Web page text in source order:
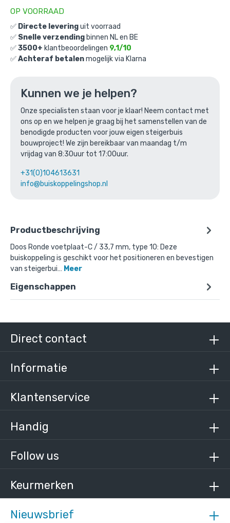
OP VOORRAAD
✅ Directe leveringuit voorraad
✅ Snelle verzending binnen NL en BE
✅3500+ klantbeoordelingen 9,1/10
✅Achteraf betalenmogelijk via Klarna
Kunnen we je helpen?
Onze specialisten staan voor je klaar! Neem contact met
ons op en we helpen je graag bij het samenstellen van de
benodigde producten voor jouw eigen steigerbuis
bouwproject! We zijn bereikbaar van maandag t/m
vrijdag van 8:30uur tot 17:00uur.
+31(0)104613631
info@buiskoppelingshop.nl
Productbeschrijving
Doos Ronde voetplaat-C / 33,7 mm, type 10: Deze
buiskoppeling is geschikt voor het positioneren en bevestigen
van steigerbui… Meer
Eigenschappen
€269,30 incl. BTW/ stuk
€222,56 excl. BTW
Ga naar winkelmandje
Bovenstaande product wordt vaak
gecombineerd met:
€ 7,95 excl. BTW
Nieuwsbrief
Follow us
Keurmerken
Direct contact
Informatie
Klantenservice
Handig